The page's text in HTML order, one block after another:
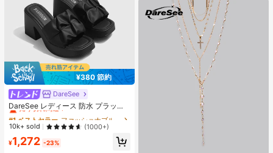
¥380 節約
DareSee
DareSee レディース 防水 プラット
フォーム 厚底サンダル オープントゥ
スリッポンシューズ 夏新作 チャンキ
ーハイヒール Y2Kスタイル 通学向け
#1 ベストセラー
売り切れ間近！
#1 ベストセラー
売り切れ間近！
#1 ベストセラー
売り切れ間近！
#1 ベストセラー
ファッショナブル 女性用ヒールサンダル
売り切れ間近！
10k+ sold (1000+)
¥1,272 -23%